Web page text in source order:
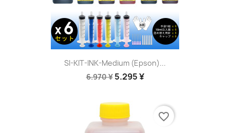
SI-KIT-INK-Medium (Epson)...
6.970 ¥ 5.295 ¥
favorite_border